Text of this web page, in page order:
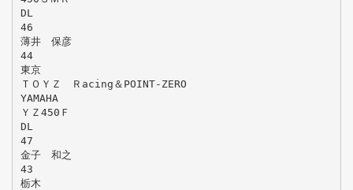
DL
46
薄井 保彦
44
東京
ＴＯＹＺ Ｒacing＆POINT‐ZERO
YAMAHA
ＹＺ450Ｆ
DL
47
金子 和之
43
栃木